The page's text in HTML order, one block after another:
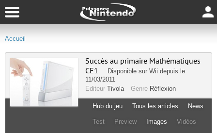
Accueil
Succès au primaire Mathématiques
CE1
Disponible sur Wii depuis le
11/03/2011
Editeur Tivola Genre Réflexion
Hub du jeu Tous les articles News
Test Preview Images Vidéos